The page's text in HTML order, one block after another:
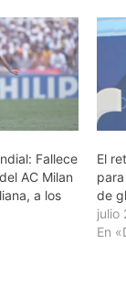
Fallece
AC Milan
a los
El
de
julio
En